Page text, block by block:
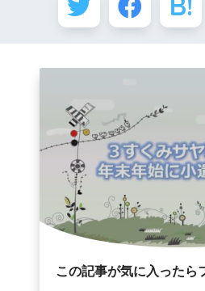
この記事が気に入ったら